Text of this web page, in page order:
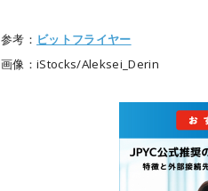
参考： ビットフライヤー
画像：iStocks/Aleksei_Derin